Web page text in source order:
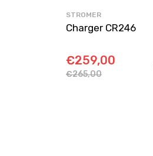
STROMER
Charger CR246
€259,00
€265,00